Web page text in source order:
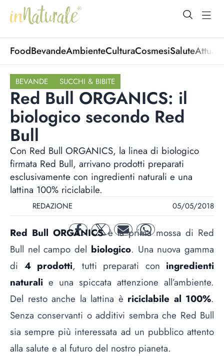
open
FoodBevandeAmbienteCulturaCosmesiSalute
BEVANDE SUCCHI & BIBITE
Red Bull ORGANICS: il
biologico secondo Red
Bull
Con Red Bull ORGANICS, la linea di biologico
firmata Red Bull, arrivano prodotti preparati
esclusivamente con ingredienti naturali e una
lattina 100% riciclabile.
REDAZIONE 05/05/2018
facebooktwitter mail whatsapp
Red Bull ORGANICSè la prima mossa di Red
Bull nel campo del biologico. Una nuova gamma
di 4 prodotti, tutti preparati con ingredienti
naturali e una spiccata attenzione all’ambiente.
Del resto anche la lattina è riciclabile al 100%.
Senza conservanti o additivi sembra che Red Bull
sia sempre più interessata ad un pubblico attento
alla salute e al futuro del nostro pianeta.